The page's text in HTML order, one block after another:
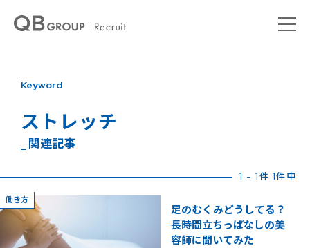
Keyword
ストレッチ
_ 関連記事
1 - 1件 1件中
働き方
足のむくみどうしてる？
長時間立ちっぱなしの美
容師に聞いてみた